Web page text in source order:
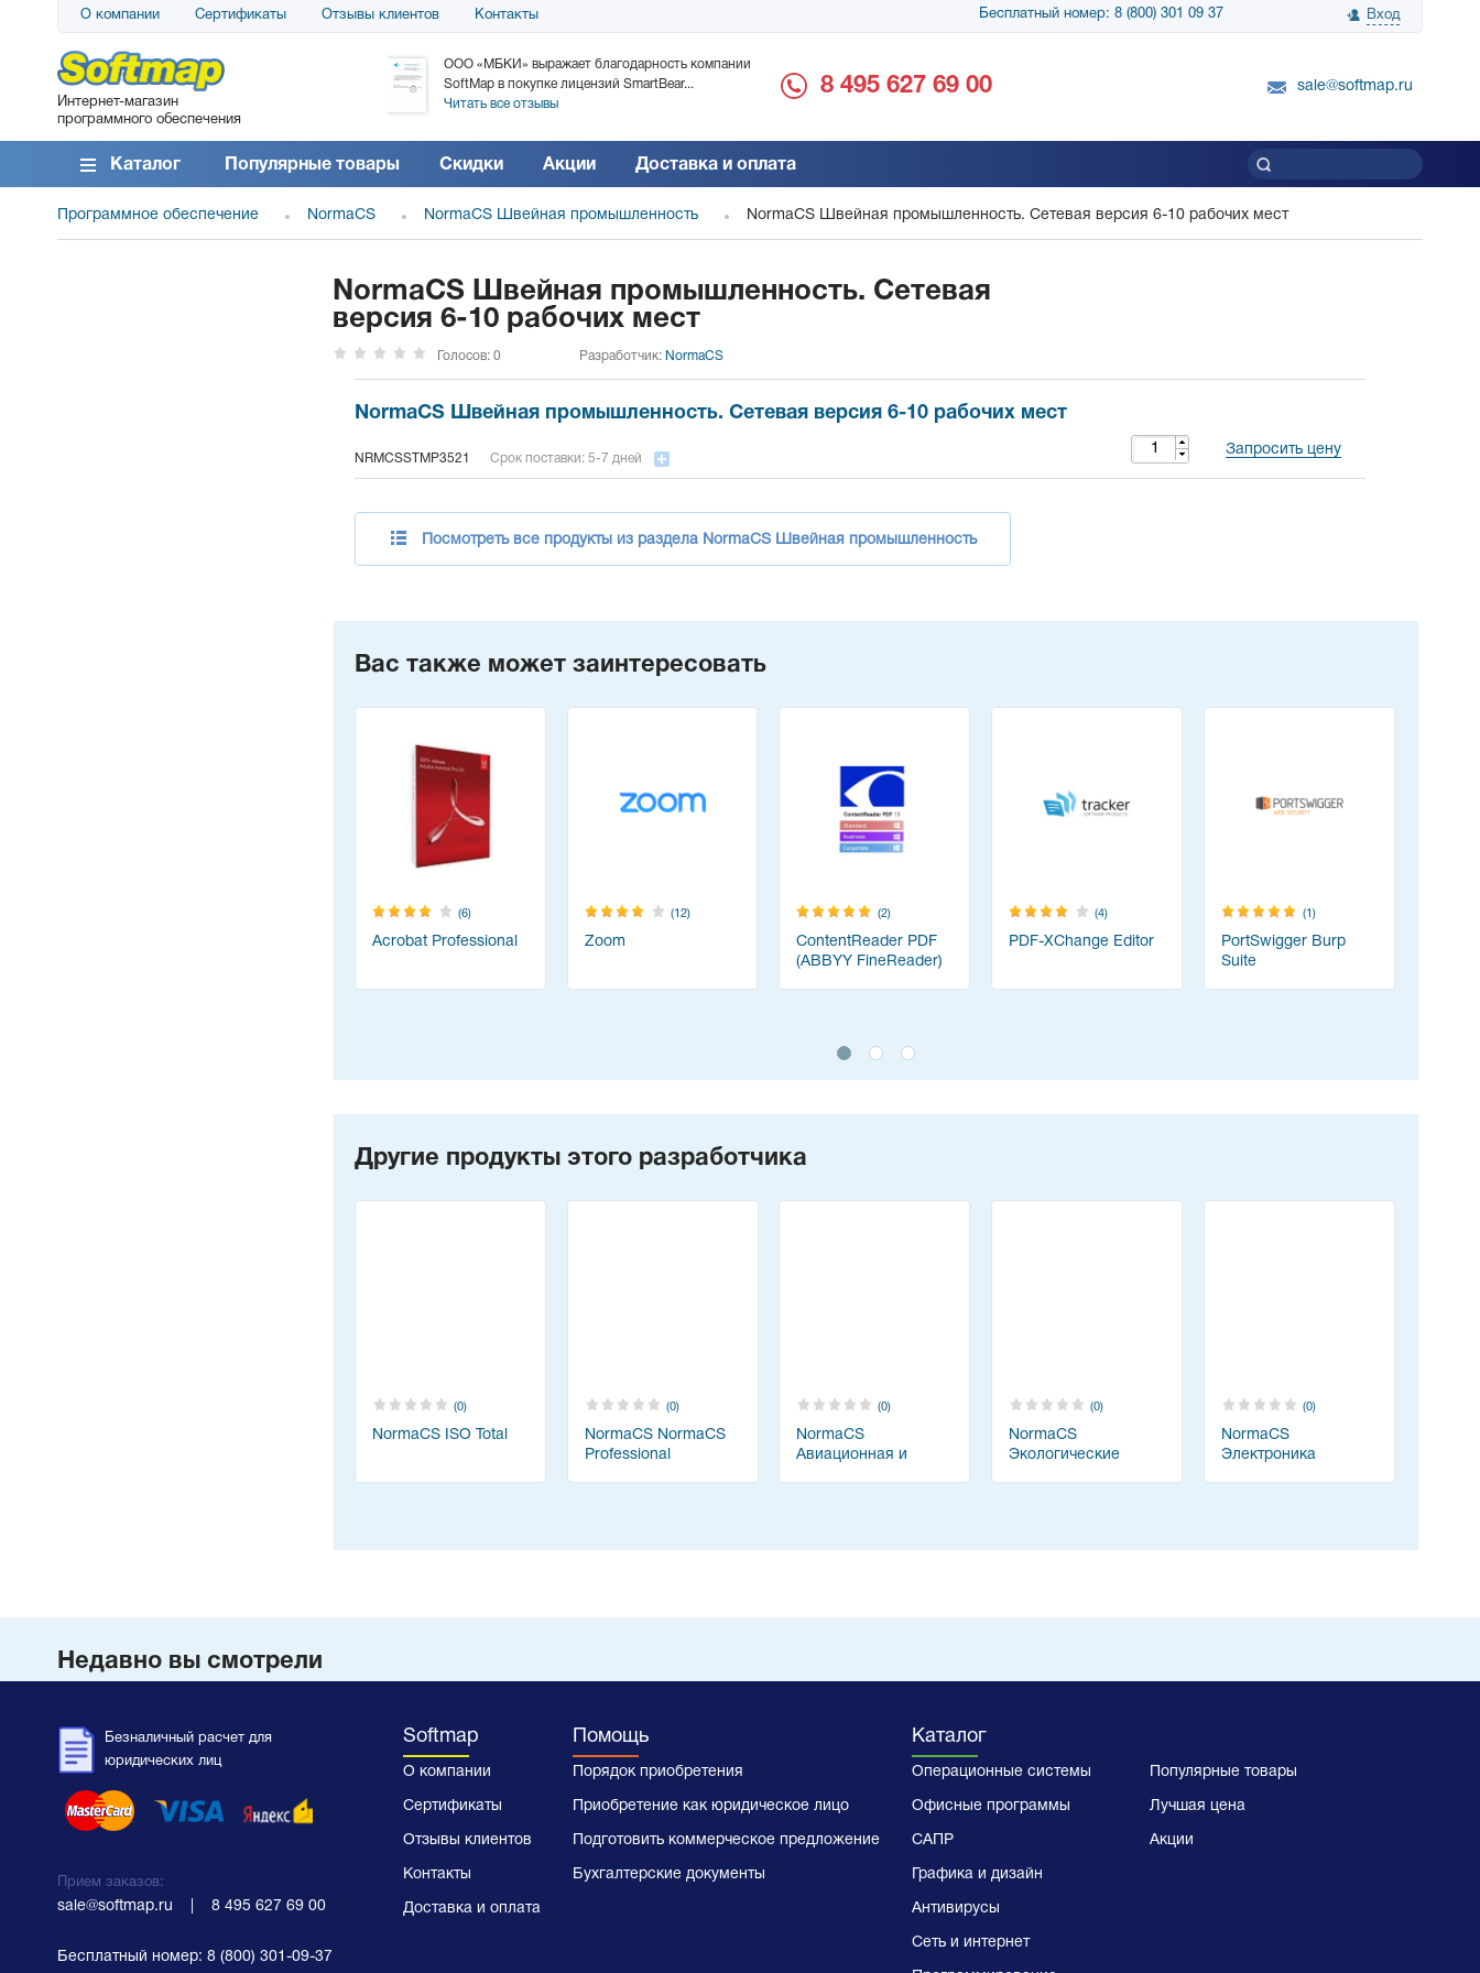
О компании Сертификаты Отзывы клиентов Контакты Бесплатный номер: 8 (800) 301 09 37 Вход
Интернет-магазин
программного обеспечения
АО «АТС» благодарит компанию SoftMap за
поставку программного обеспечения SolarWinds
DameWare...
Читать все отзывы
ООО «МБКИ» выражает благодарность компании
SoftMap в покупке лицензий SmartBear...
Читать все отзывы
благодарность за поставку SnapGene...
благодарность SoftMap за помощь в
8 495 627 69 00 sale@softmap.ru
Каталог Популярные товары Скидки Акции Доставка и оплата
Программное обеспечение NormaCS NormaCS Швейная промышленность NormaCS Швейная промышленность. Сетевая версия 6-10 рабочих мест
NormaCS Швейная промышленность. Сетевая
версия 6-10 рабочих мест
Голосов: 0 Разработчик: NormaCS
NormaCS Швейная промышленность. Сетевая версия 6-10 рабочих мест
NRMCSSTMP3521 Срок поставки: 5-7 дней
Запросить цену
Посмотреть все продукты из раздела NormaCS Швейная промышленность
Вас также может заинтересовать
(6)
Acrobat Professional
(12)
Zoom
(2)
ContentReader PDF
(ABBYY FineReader)
(4)
PDF-XChange Editor
(1)
PortSwigger Burp
Suite
Другие продукты этого разработчика
(0)
NormaCS ISO Total
(0)
NormaCS NormaCS
Professional
(0)
NormaCS
Авиационная и
(0)
NormaCS
Экологические
(0)
NormaCS
Электроника
Недавно вы смотрели
Безналичный расчет для
юридических лиц
Прием заказов:
sale@softmap.ru 8 495 627 69 00
Бесплатный номер: 8 (800) 301-09-37
Softmap
О компании
Сертификаты
Отзывы клиентов
Контакты
Доставка и оплата
Помощь
Порядок приобретения
Приобретение как юридическое лицо
Подготовить коммерческое предложение
Бухгалтерские документы
Каталог
Операционные системы
Офисные программы
САПР
Графика и дизайн
Антивирусы
Сеть и интернет
Популярные товары
Лучшая цена
Акции